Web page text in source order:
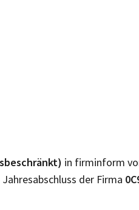
in firminform
der Firma